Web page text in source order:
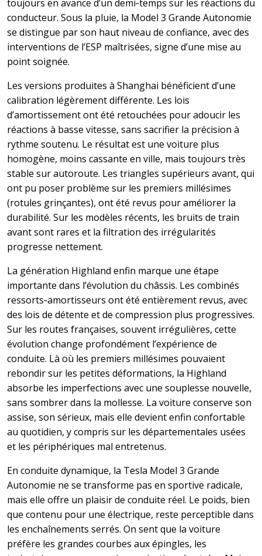
toujours en avance d’un demi‑temps sur les réactions du
conducteur. Sous la pluie, la Model 3 Grande Autonomie
se distingue par son haut niveau de confiance, avec des
interventions de l’ESP maîtrisées, signe d’une mise au
point soignée.
Les versions produites à Shanghai bénéficient d’une
calibration légèrement différente. Les lois
d’amortissement ont été retouchées pour adoucir les
réactions à basse vitesse, sans sacrifier la précision à
rythme soutenu. Le résultat est une voiture plus
homogène, moins cassante en ville, mais toujours très
stable sur autoroute. Les triangles supérieurs avant, qui
ont pu poser problème sur les premiers millésimes
(rotules grinçantes), ont été revus pour améliorer la
durabilité. Sur les modèles récents, les bruits de train
avant sont rares et la filtration des irrégularités
progresse nettement.
La génération Highland enfin marque une étape
importante dans l’évolution du châssis. Les combinés
ressorts‑amortisseurs ont été entièrement revus, avec
des lois de détente et de compression plus progressives.
Sur les routes françaises, souvent irrégulières, cette
évolution change profondément l’expérience de
conduite. Là où les premiers millésimes pouvaient
rebondir sur les petites déformations, la Highland
absorbe les imperfections avec une souplesse nouvelle,
sans sombrer dans la mollesse. La voiture conserve son
assise, son sérieux, mais elle devient enfin confortable
au quotidien, y compris sur les départementales usées
et les périphériques mal entretenus.
En conduite dynamique, la Tesla Model 3 Grande
Autonomie ne se transforme pas en sportive radicale,
mais elle offre un plaisir de conduite réel. Le poids, bien
que contenu pour une électrique, reste perceptible dans
les enchaînements serrés. On sent que la voiture
préfère les grandes courbes aux épingles, les